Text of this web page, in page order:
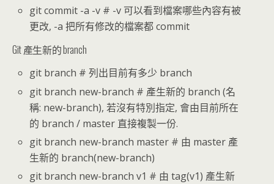
git commit -a -v # -v 可以看到檔案哪些內容有被
更改, -a 把所有修改的檔案都 commit
Git 產生新的 branch
git branch # 列出目前有多少 branch
git branch new-branch # 產生新的 branch (名
稱: new-branch), 若沒有特別指定, 會由目前所在
的 branch / master 直接複製一份.
git branch new-branch master # 由 master 產
生新的 branch(new-branch)
git branch new-branch v1 # 由 tag(v1) 產生新